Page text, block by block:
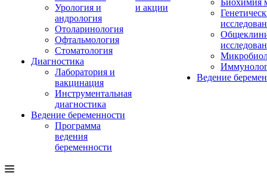
Урология и
андрология
Отоларинология
Офтальмология
Стоматология
Диагностика
Лаборатория и
вакцинация
Инструментальная
диагностика
Ведение беременности
Программа
ведения
беременности
и акции
Биохимия
Ведение